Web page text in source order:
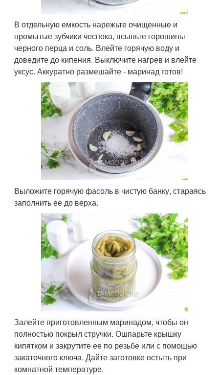
В отдельную емкость нарежьте очищенные и
промытые зубчики чеснока, всыпьте горошины
черного перца и соль. Влейте горячую воду и
доведите до кипения. Выключите нагрев и влейте
уксус. Аккуратно размешайте - маринад готов!
Выложите горячую фасоль в чистую банку, стараясь
заполнить ее до верха.
Залейте приготовленным маринадом, чтобы он
полностью покрыл стручки. Ошпарьте крышку
кипятком и закрутите ее по резьбе или с помощью
закаточного ключа. Дайте заготовке остыть при
комнатной температуре.